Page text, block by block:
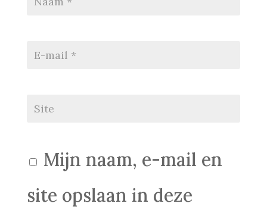
Mijn naam, e-mail en
site opslaan in deze